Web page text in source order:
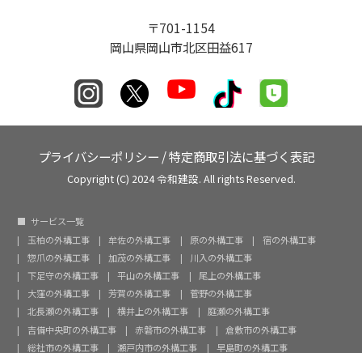
〒701-1154
岡山県岡山市北区田益617
プライバシーポリシー /特定商取引法に基づく表記
Copyright (C) 2024 令和建設. All rights Reserved.
サービス一覧
玉柏の外構工事
牟佐の外構工事 原の外構工事
宿の外構工事
惣爪の外構工事
加茂の外構工事
川入の外構工事
下足守の外構工事
平山の外構工事
尾上の外構工事
大窪の外構工事
芳賀の外構工事
菅野の外構工事
北長瀬の外構工事
横井上の外構工事
庭瀬の外構工事
吉備中央町の外構工事
赤磐市の外構工事
倉敷市の外構工事
総社市の外構工事
瀬戸内市の外構工事 早島町の外構工事